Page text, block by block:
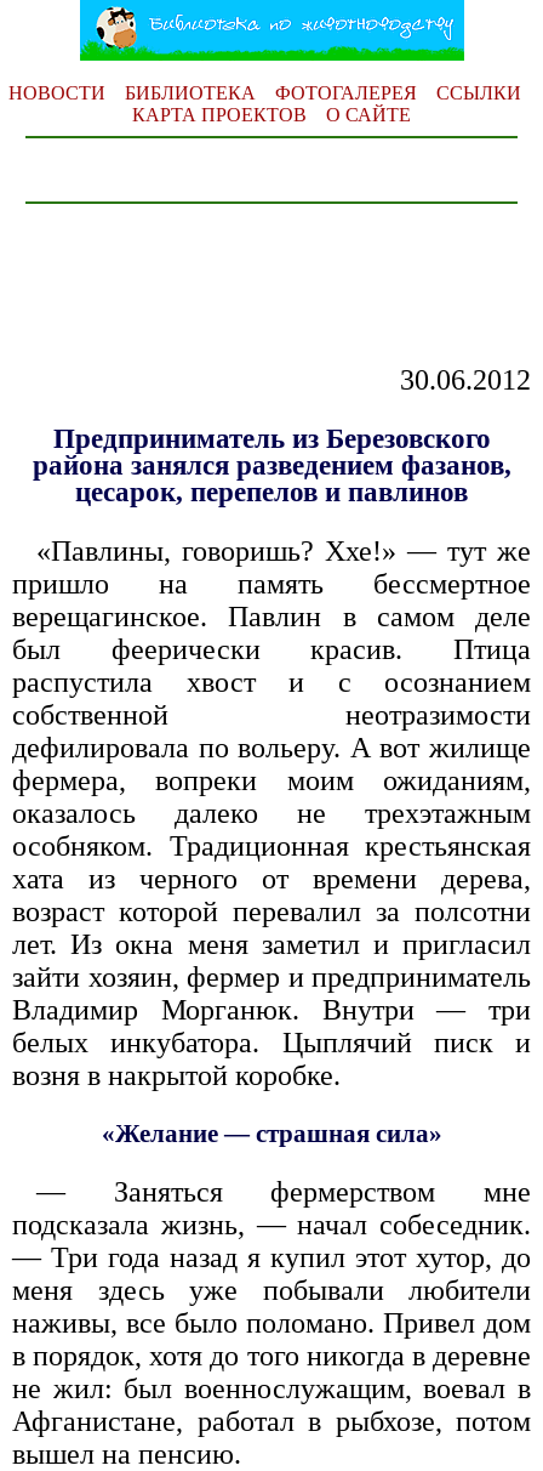
НОВОСТИ БИБЛИОТЕКА ФОТОГАЛЕРЕЯ
ССЫЛКИ
КАРТА ПРОЕКТОВ
О САЙТЕ
30.06.2012
Предприниматель из Березовского
района занялся разведением фазанов,
цесарок, перепелов и павлинов
«Павлины, говоришь? Ххе!» — тут же
пришло на память бессмертное
верещагинское. Павлин в самом деле
был феерически красив. Птица
распустила хвост и с осознанием
собственной неотразимости
дефилировала по вольеру. А вот жилище
фермера, вопреки моим ожиданиям,
оказалось далеко не трехэтажным
особняком. Традиционная крестьянская
хата из черного от времени дерева,
возраст которой перевалил за полсотни
лет. Из окна меня заметил и пригласил
зайти хозяин, фермер и предприниматель
Владимир Морганюк. Внутри — три
белых инкубатора. Цыплячий писк и
возня в накрытой коробке.
«Желание — страшная сила»
— Заняться фермерством мне
подсказала жизнь, — начал собеседник.
— Три года назад я купил этот хутор, до
меня здесь уже побывали любители
наживы, все было поломано. Привел дом
в порядок, хотя до того никогда в деревне
не жил: был военнослужащим, воевал в
Афганистане, работал в рыбхозе, потом
вышел на пенсию.